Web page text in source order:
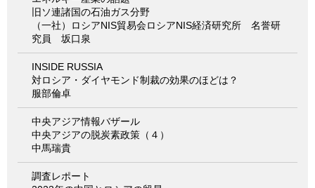
旧ソ連諸国の石油ガス分野
（一社）ロシアNIS貿易会ロシアNIS経済研究所 名誉研
究員 坂口泉
INSIDE RUSSIA
対ロシア・ダイヤモンド制裁の効果のほどは？
服部倫卓
中央アジア情報バザール
中央アジアの脱炭素政策（４）
中馬瑞貴
調査レポート